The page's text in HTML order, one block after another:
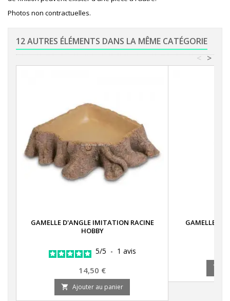
Photos non contractuelles.
12 AUTRES ÉLÉMENTS DANS LA MÊME CATÉGORIE
>
<
GAMELLE D'ANGLE IMITATION RACINE
HOBBY
5/5 - 1 avis
Prix
14,50 €
 Ajouter au panier
GAMELLE
